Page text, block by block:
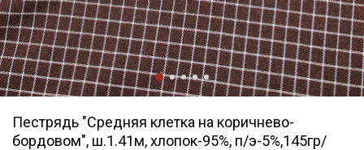
Пестрядь "Средняя клетка на коричнево-
бордовом", ш.1.41м, хлопок-95%, п/э-5%,145гр/